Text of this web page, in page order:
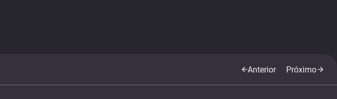
arrow_backAnterior Próximoarrow_forward